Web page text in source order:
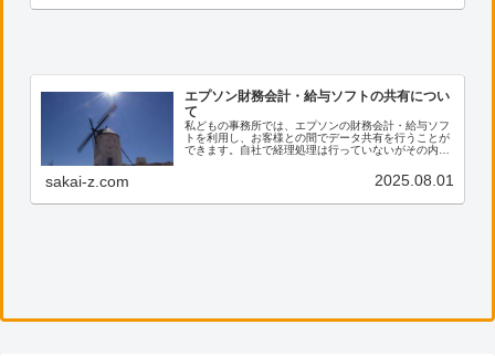
エプソン財務会計・給与ソフトの共有につい
て
私どもの事務所では、エプソンの財務会計・給与ソフ
トを利用し、お客様との間でデータ共有を行うことが
できます。自社で経理処理は行っていないがその内容
望がございましたら、ぜひ私共までご連絡ください。
sakai-z.com 2025.08.01